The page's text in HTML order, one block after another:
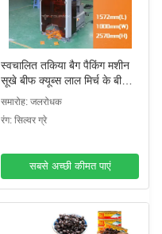
स्वचालित तकिया बैग पैकिंग मशीन
सूखे बीफ क्यूब्स लाल मिर्च के बीज
क्वाड सील बैग पैकिंग मशीन
समारोह: जलरोधक
रंग: सिल्वर ग्रे
सबसे अच्छी कीमत पाएं